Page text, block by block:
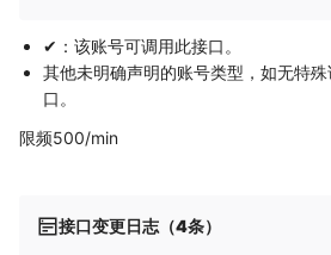
✔：该账号可调用此接口。
其他未明确声明的账号类型，如无特
口。
限频500/min
接口变更日志（4条）